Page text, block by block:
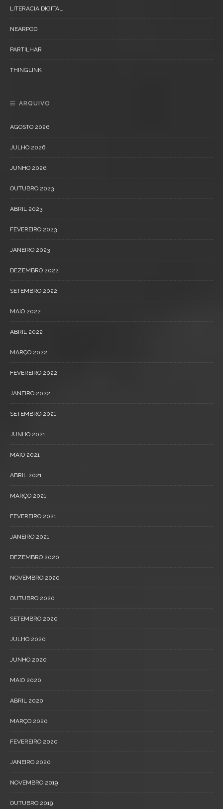
LITERACIA DIGITAL
NEARPOD
PARTILHAR
THINGLINK
ARQUIVO
AGOSTO 2026
JULHO 2026
JUNHO 2026
OUTUBRO 2023
ABRIL 2023
FEVEREIRO 2023
JANEIRO 2023
DEZEMBRO 2022
SETEMBRO 2022
MAIO 2022
ABRIL 2022
MARÇO 2022
FEVEREIRO 2022
JANEIRO 2022
SETEMBRO 2021
JUNHO 2021
MAIO 2021
ABRIL 2021
MARÇO 2021
FEVEREIRO 2021
JANEIRO 2021
DEZEMBRO 2020
NOVEMBRO 2020
OUTUBRO 2020
SETEMBRO 2020
JULHO 2020
JUNHO 2020
MAIO 2020
ABRIL 2020
MARÇO 2020
FEVEREIRO 2020
JANEIRO 2020
NOVEMBRO 2019
OUTUBRO 2019